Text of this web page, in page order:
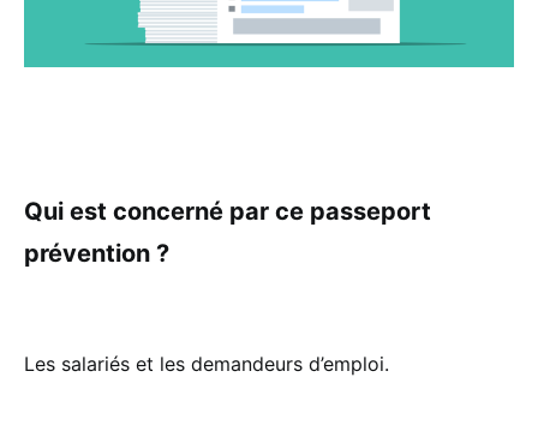
Qui est concerné par ce passeport
prévention ?
Les salariés et les demandeurs d’emploi.